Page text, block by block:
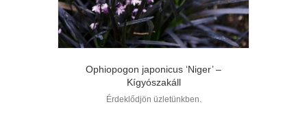
Ophiopogon japonicus ‘Niger’ –
Kígyószakáll
Érdeklődjön üzletünkben.